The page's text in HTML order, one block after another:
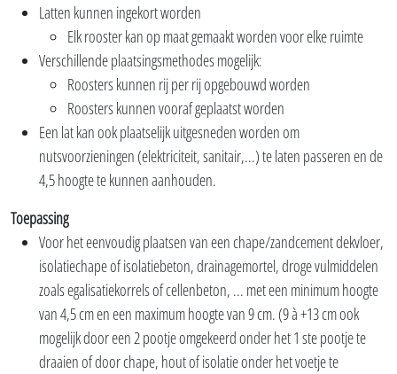
Latten kunnen ingekort worden
Elk rooster kan op maat gemaakt worden voor elke ruimte
Verschillende plaatsingsmethodes mogelijk:
Roosters kunnen rij per rij opgebouwd worden
Roosters kunnen vooraf geplaatst worden
Een lat kan ook plaatselijk uitgesneden worden om
nutsvoorzieningen (elektriciteit, sanitair,...) te laten passeren en de
4,5 hoogte te kunnen aanhouden.
Toepassing
Voor het eenvoudig plaatsen van een chape/zandcement dekvloer,
isolatiechape of isolatiebeton, drainagemortel, droge vulmiddelen
zoals egalisatiekorrels of cellenbeton, ... met een minimum hoogte
van 4,5 cm en een maximum hoogte van 9 cm. (9 à +13 cm ook
mogelijk door een 2 pootje omgekeerd onder het 1 ste pootje te
draaien of door chape, hout of isolatie onder het voetje te